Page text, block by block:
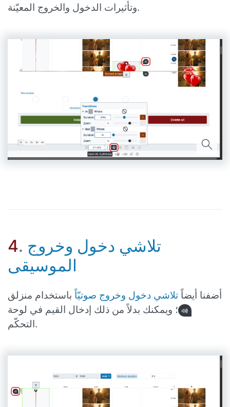
وتأثيرات الدخول والخروج المعيّنة.
4.
الموسيقى
أضفنا أيضاً تلاشي دخول وخروج صوتيّاً باستخدام منزلق
؛ ويمكنك بدلاً من ذلك إدخال القيم في لوحة
التحكّم.